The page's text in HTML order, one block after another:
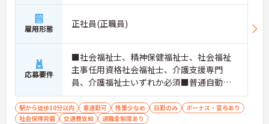
・グループホーム一棟あたりの入居者様20名定員を
常時2～4名のスタッフで支援、国基準を上回る人員
配置や夜間複数名体制が敷かれているため、業務に
追われることなくご利用者様のペースに合わせたサ
ポートが可能です。施設も専用設計で働きやすく、
ご自身の理想とする福祉を実践できる環境が整って
います。
雇用形態 正社員(正職員)
応募要件
■社会福祉士、精神保健福祉士、社会福祉
主事任用資格社会福祉士、介護支援専門
員、介護福祉士いずれか必須■普通自動車
免許必須（AT限定可）
駅から徒歩10分以内 車通勤可 残業少なめ 日勤のみ
ボーナス・賞与あり
社会保険完備
交通費支給 退職金制度あり